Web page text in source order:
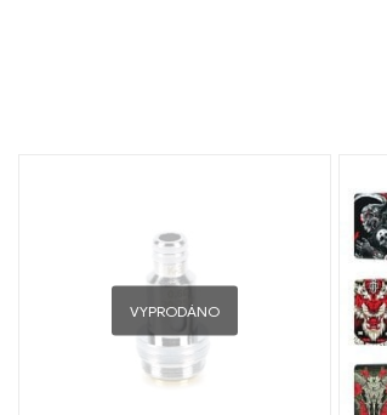
VYPRODÁNO